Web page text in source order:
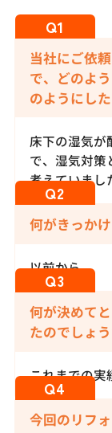
当社にご依
で、どのよ
のようにし
床下の湿気が
で、湿気対策
考えていまし
何がきっか
以前から。
何が決めて
たのでしょ
これまでの実
今回のリフ